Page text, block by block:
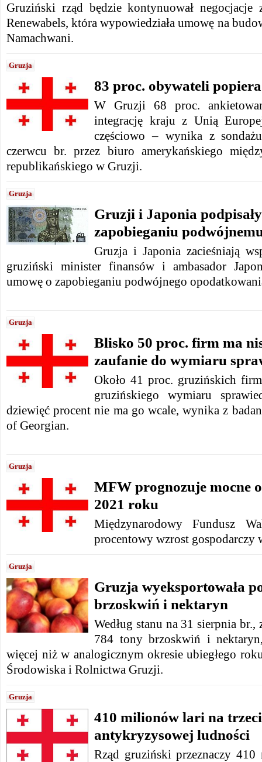
Gruziński rząd będzie kontynuował
Renewabels, która wypowiedziała umowę na
Namachwani.
Gruzja
83 proc. obywateli
W Gruzji 68 proc.
integrację kraju z Unią
częściowo – wynika z
czerwcu br. przez biuro amerykańskiego
republikańskiego w Gruzji.
Gruzja
Gruzji i Japonia
zapobieganiu
Gruzja i Japonia zacieśniają
gruziński minister finansów i ambasador
umowę o zapobieganiu podwójnego
Gruzja
Blisko 50 proc. firm ma
zaufanie do wymiaru
Około 41 proc. gruzińskich
gruzińskiego wymiaru
dziewięć procent nie ma go wcale, wynika z
of Georgian.
Gruzja
MFW prognozuje mocne
2021 roku
Międzynarodowy Fundusz
procentowy wzrost
Gruzja
Gruzja wyeksportowała
brzoskwiń i nektaryn
Według stanu na 31 sierpnia
784 tony brzoskwiń i
więcej niż w analogicznym okresie ubiegłego
Środowiska i Rolnictwa Gruzji.
Gruzja
410 milionów lari na
antykryzysowej ludności
Rząd gruziński przeznaczy